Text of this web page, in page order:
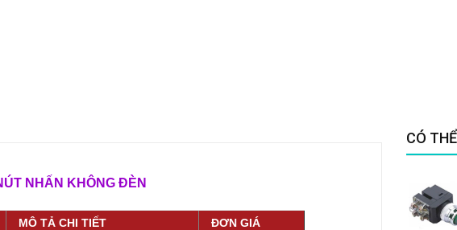
KHÔNG ĐÈN
MÔ TẢ CHI TIẾT ĐƠN GIÁ
CÓ